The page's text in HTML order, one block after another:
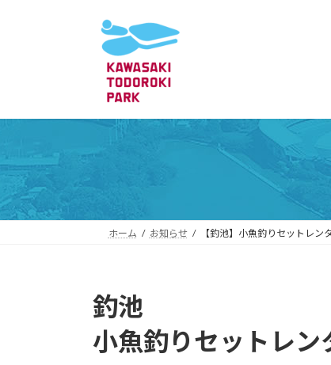
ス
ッ
プ
ン
移
動
ホーム お知らせ 【釣池】小魚釣りセットレン
釣池
小魚釣りセットレン